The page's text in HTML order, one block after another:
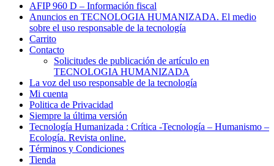
AFIP 960 D – Información fiscal
Anuncios en TECNOLOGIA HUMANIZADA. El medio
sobre el uso responsable de la tecnología
Carrito
Contacto
Solicitudes de publicación de artículo en
TECNOLOGIA HUMANIZADA
La voz del uso responsable de la tecnología
Mi cuenta
Politica de Privacidad
Siempre la última versión
Tecnología Humanizada : Crítica -Tecnología – Humanismo –
Ecología. Revista online.
Términos y Condiciones
Tienda